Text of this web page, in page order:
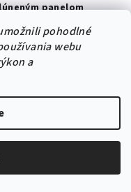
pohodlné
webu
a
panelom
hodnotenie produktu